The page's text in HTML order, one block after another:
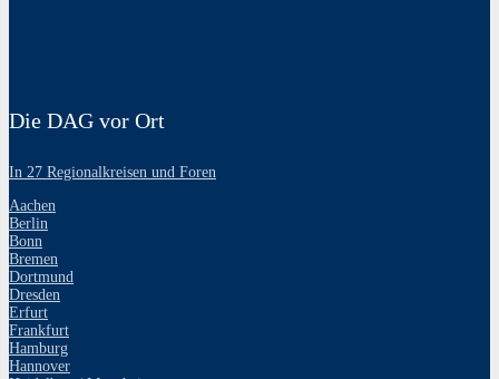
Die DAG vor Ort
In 27 Regionalkreisen und Foren
Aachen
Berlin
Bonn
Bremen
Dortmund
Dresden
Erfurt
Frankfurt
Hamburg
Hannover